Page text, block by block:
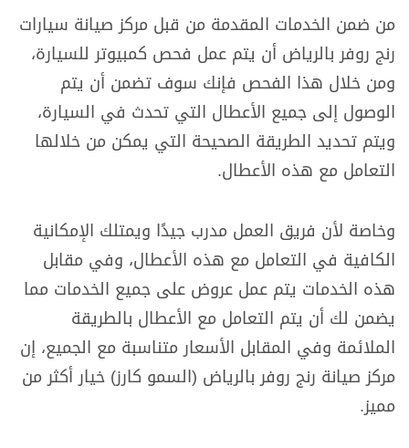
من ضمن الخدمات المقدمة من قبل مركز صيانة سيارات
رنج روفر بالرياض أن يتم عمل فحص كمبيوتر للسيارة،
ومن خلال هذا الفحص فإنك سوف تضمن أن يتم
الوصول إلى جميع الأعطال التي تحدث في السيارة،
ويتم تحديد الطريقة الصحيحة التي يمكن من خلالها
التعامل مع هذه الأعطال.
وخاصة لأن فريق العمل مدرب جيدًا ويمتلك الإمكانية
الكافية في التعامل مع هذه الأعطال، وفي مقابل
هذه الخدمات يتم عمل عروض على جميع الخدمات مما
يضمن لك أن يتم التعامل مع الأعطال بالطريقة
الملائمة وفي المقابل الأسعار متناسبة مع الجميع، إن
مركز صيانة رنج روفر بالرياض (السمو كارز) خيار أكثر من
مميز.